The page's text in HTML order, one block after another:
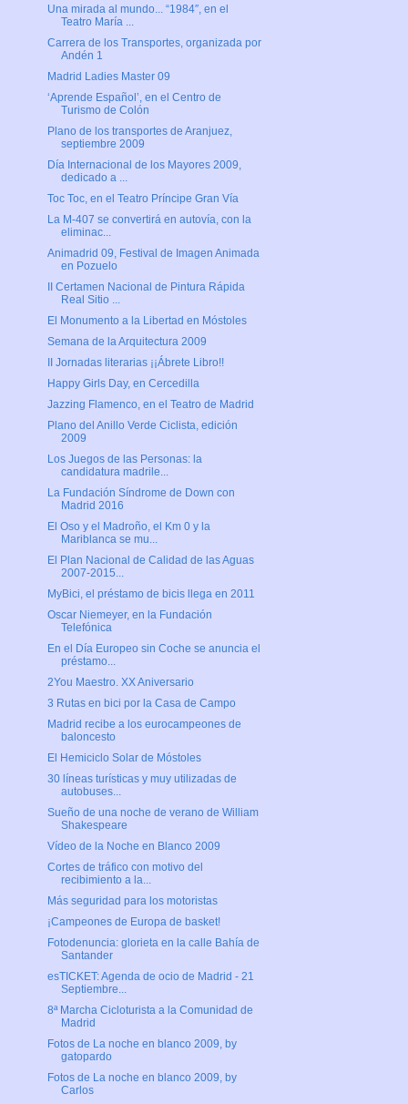
Una mirada al mundo... “1984″, en el
Teatro María ...
Carrera de los Transportes, organizada por
Andén 1
Madrid Ladies Master 09
‘Aprende Español’, en el Centro de
Turismo de Colón
Plano de los transportes de Aranjuez,
septiembre 2009
Día Internacional de los Mayores 2009,
dedicado a ...
Toc Toc, en el Teatro Príncipe Gran Vía
La M-407 se convertirá en autovía, con la
eliminac...
Animadrid 09, Festival de Imagen Animada
en Pozuelo
II Certamen Nacional de Pintura Rápida
Real Sitio ...
El Monumento a la Libertad en Móstoles
Semana de la Arquitectura 2009
II Jornadas literarias ¡¡Ábrete Libro!!
Happy Girls Day, en Cercedilla
Jazzing Flamenco, en el Teatro de Madrid
Plano del Anillo Verde Ciclista, edición
2009
Los Juegos de las Personas: la
candidatura madrile...
La Fundación Síndrome de Down con
Madrid 2016
El Oso y el Madroño, el Km 0 y la
Mariblanca se mu...
El Plan Nacional de Calidad de las Aguas
2007-2015...
MyBici, el préstamo de bicis llega en 2011
Oscar Niemeyer, en la Fundación
Telefónica
En el Día Europeo sin Coche se anuncia el
préstamo...
2You Maestro. XX Aniversario
3 Rutas en bici por la Casa de Campo
Madrid recibe a los eurocampeones de
baloncesto
El Hemiciclo Solar de Móstoles
30 líneas turísticas y muy utilizadas de
autobuses...
Sueño de una noche de verano de William
Shakespeare
Vídeo de la Noche en Blanco 2009
Cortes de tráfico con motivo del
recibimiento a la...
Más seguridad para los motoristas
¡Campeones de Europa de basket!
Fotodenuncia: glorieta en la calle Bahía de
Santander
esTICKET: Agenda de ocio de Madrid - 21
Septiembre...
8ª Marcha Cicloturista a la Comunidad de
Madrid
Fotos de La noche en blanco 2009, by
gatopardo
Fotos de La noche en blanco 2009, by
Carlos